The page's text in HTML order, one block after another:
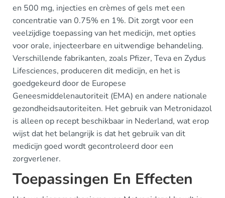
en 500 mg, injecties en crèmes of gels met een
concentratie van 0.75% en 1%. Dit zorgt voor een
veelzijdige toepassing van het medicijn, met opties
voor orale, injecteerbare en uitwendige behandeling.
Verschillende fabrikanten, zoals Pfizer, Teva en Zydus
Lifesciences, produceren dit medicijn, en het is
goedgekeurd door de Europese
Geneesmiddelenautoriteit (EMA) en andere nationale
gezondheidsautoriteiten. Het gebruik van Metronidazol
is alleen op recept beschikbaar in Nederland, wat erop
wijst dat het belangrijk is dat het gebruik van dit
medicijn goed wordt gecontroleerd door een
zorgverlener.
Toepassingen En Effecten